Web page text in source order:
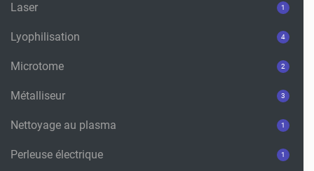
Laser 1
Lyophilisation 4
Microtome 2
Métalliseur 3
Nettoyage au plasma 1
Perleuse électrique 1